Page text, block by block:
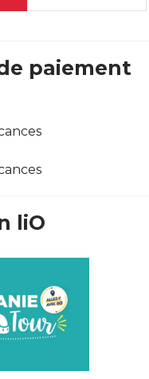
paiement
liO